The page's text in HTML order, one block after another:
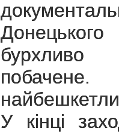
бурхливо
У кінці